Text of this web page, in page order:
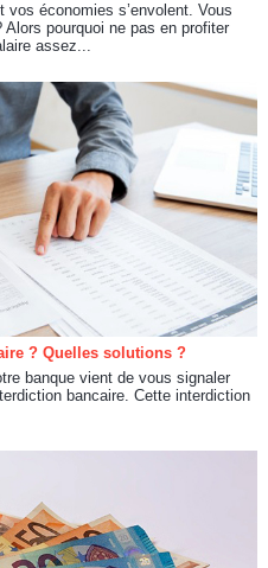
économies s’envolent. Vous
pourquoi ne pas en profiter
assez...
? Quelles solutions ?
banque vient de vous signaler
bancaire. Cette interdiction